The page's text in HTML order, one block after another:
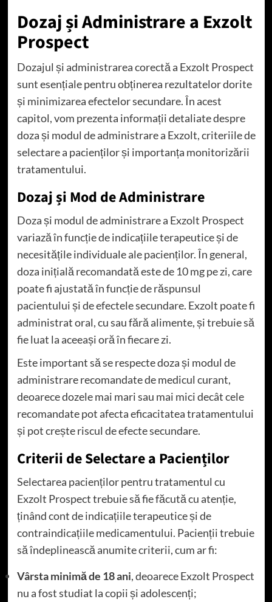
Dozaj și Administrare a Exzolt
Prospect
Dozajul și administrarea corectă a Exzolt Prospect
sunt esențiale pentru obținerea rezultatelor dorite
și minimizarea efectelor secundare. În acest
capitol, vom prezenta informații detaliate despre
doza și modul de administrare a Exzolt, criteriile de
selectare a pacienților și importanța monitorizării
tratamentului.
Dozaj și Mod de Administrare
Doza și modul de administrare a Exzolt Prospect
variază în funcție de indicațiile terapeutice și de
necesitățile individuale ale pacienților. În general,
doza inițială recomandată este de 10 mg pe zi, care
poate fi ajustată în funcție de răspunsul
pacientului și de efectele secundare. Exzolt poate fi
administrat oral, cu sau fără alimente, și trebuie să
fie luat la aceeași oră în fiecare zi.
Este important să se respecte doza și modul de
administrare recomandate de medicul curant,
deoarece dozele mai mari sau mai mici decât cele
recomandate pot afecta eficacitatea tratamentului
și pot crește riscul de efecte secundare.
Criterii de Selectare a Pacienților
Selectarea pacienților pentru tratamentul cu
Exzolt Prospect trebuie să fie făcută cu atenție,
ținând cont de indicațiile terapeutice și de
contraindicațiile medicamentului. Pacienții trebuie
să îndeplinească anumite criterii, cum ar fi:
Vârsta minimă de 18 ani, deoarece Exzolt Prospect
nu a fost studiat la copii și adolescenți;